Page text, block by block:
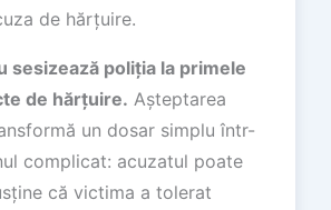
de hărțuire.
sesizează poliția la primele
de hărțuire. Așteptarea
un dosar simplu într-
complicat: acuzatul poate
că victima a tolerat